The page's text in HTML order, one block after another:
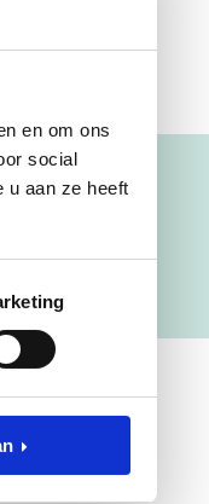
en om ons
social
u aan ze heeft